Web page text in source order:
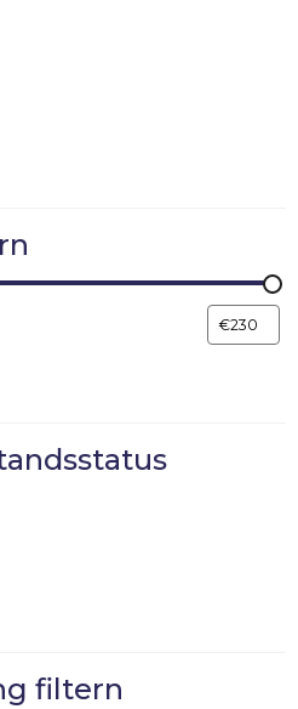
filtern